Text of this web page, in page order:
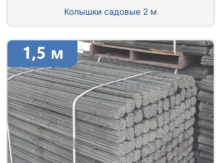
Колышки садовые 2 м